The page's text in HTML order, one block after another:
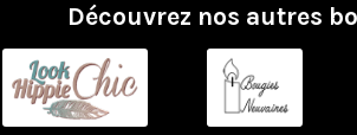
Découvrez nos autres